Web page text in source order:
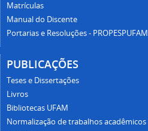
Matrículas
Manual do Discente
Portarias e Resoluções - PROPESPUFAM
PUBLICAÇÕES
Teses e Dissertações
Livros
Bibliotecas UFAM
Normalização de trabalhos acadêmicos